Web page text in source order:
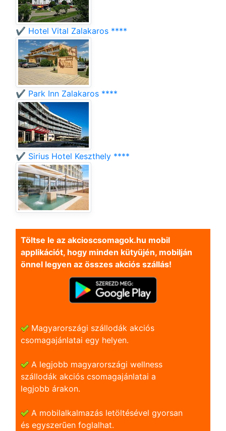
✔️ Hotel Vital Zalakaros ****
✔️ Park Inn Zalakaros ****
✔️ Sirius Hotel Keszthely ****
Töltse le az akcioscsomagok.hu mobil
applikációt, hogy minden kütyüjén, mobilján
önnel legyen az összes akciós szállás!
Magyarországi szállodák akciós
csomagajánlatai egy helyen.
A legjobb magyarországi wellness
szállodák akciós csomagajánlatai a
legjobb árakon.
A mobilalkalmazás letöltésével gyorsan
és egyszerũen foglalhat.